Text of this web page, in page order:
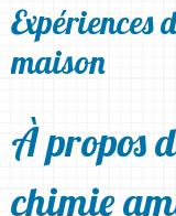
maison
À propos
chimie